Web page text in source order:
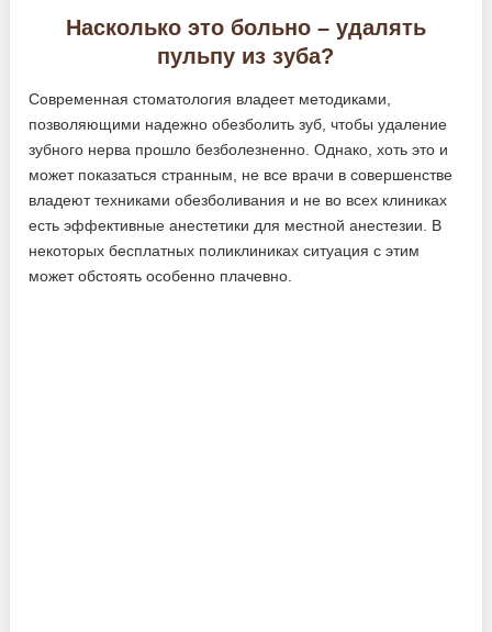
Насколько это больно – удалять
пульпу из зуба?
Современная стоматология владеет методиками,
позволяющими надежно обезболить зуб, чтобы удаление
зубного нерва прошло безболезненно. Однако, хоть это и
может показаться странным, не все врачи в совершенстве
владеют техниками обезболивания и не во всех клиниках
есть эффективные анестетики для местной анестезии. В
некоторых бесплатных поликлиниках ситуация с этим
может обстоять особенно плачевно.